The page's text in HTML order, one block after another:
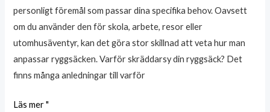
personligt föremål som passar dina specifika behov. Oavsett
om du använder den för skola, arbete, resor eller
utomhusäventyr, kan det göra stor skillnad att veta hur man
anpassar ryggsäcken. Varför skräddarsy din ryggsäck? Det
finns många anledningar till varför
Läs mer "